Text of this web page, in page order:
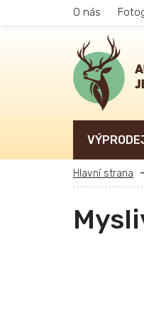
O nás